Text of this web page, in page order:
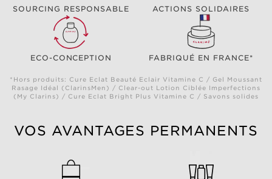
SOURCING RESPONSABLE ACTIONS SOLIDAIRES
ECO-CONCEPTION FABRIQUÉ EN FRANCE*
*Hors produits: Cure Eclat Beauté Eclair Vitamine C / Gel Moussant
Rasage Idéal (ClarinsMen) / Clear-out Lotion Ciblée Imperfections
(My Clarins) / Cure Eclat Bright Plus Vitamine C / Savons solides
VOS AVANTAGES PERMANENTS